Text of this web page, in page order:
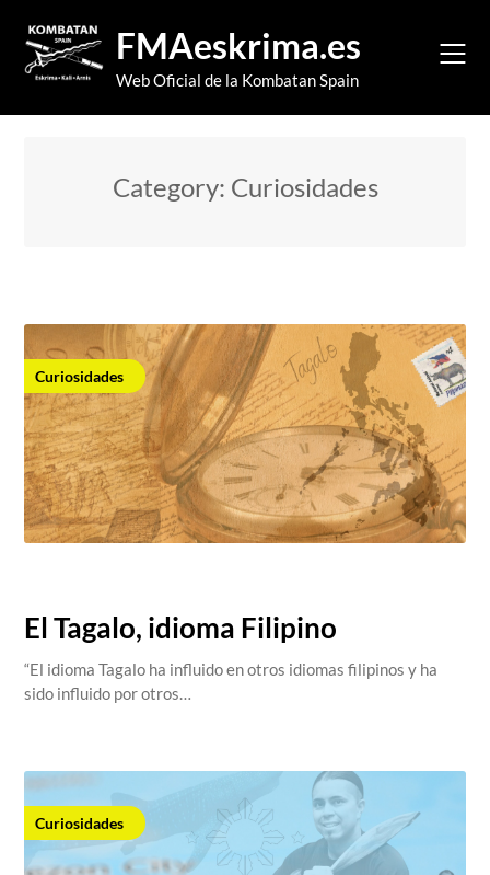
content
FMAeskrima.es
Web Oficial de la Kombatan Spain
Category: Curiosidades
Curiosidades
El Tagalo, idioma Filipino
“El idioma Tagalo ha influido en otros idiomas filipinos y ha
sido influido por otros…
Curiosidades